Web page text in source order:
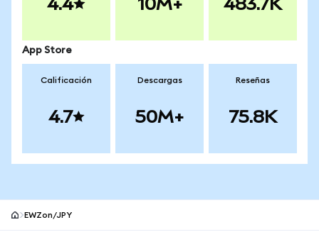
App Store
Calificación
4.7
Descargas
50M+
Reseñas
75.8K
EWZon/JPY